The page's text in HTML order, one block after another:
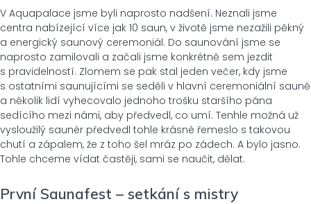
V Aquapalace jsme byli naprosto nadšení. Neznali jsme
centra nabízející více jak 10 saun, v životě jsme nezažili pěkný
a energický saunový ceremoniál. Do saunování jsme se
naprosto zamilovali a začali jsme konkrétně sem jezdit
s pravidelností. Zlomem se pak stal jeden večer, kdy jsme
s ostatními saunujícími se seděli v hlavní ceremoniální sauně
a několik lidí vyhecovalo jednoho trošku staršího pána
sedícího mezi námi, aby předvedl, co umí. Tenhle možná už
vysloužilý saunér předvedl tohle krásné řemeslo s takovou
chutí a zápalem, že z toho šel mráz po zádech. A bylo jasno.
Tohle chceme vídat častěji, sami se naučit, dělat.
První Saunafest – setkání s mistry